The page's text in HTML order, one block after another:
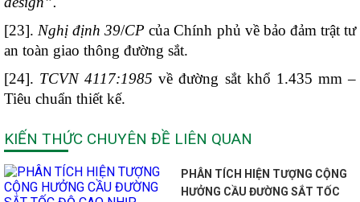
[23]. Nghị định 39/CP của Chính phủ về bảo đảm trật tư
an toàn giao thông đường sắt.
[24]. TCVN 4117:1985 về đường sắt khổ 1.435 mm –
Tiêu chuẩn thiết kế.
KIẾN THỨC CHUYÊN ĐỀ LIÊN QUAN
PHÂN TÍCH HIỆN TƯỢNG CỘNG
HƯỞNG CẦU ĐƯỜNG SẮT TỐC